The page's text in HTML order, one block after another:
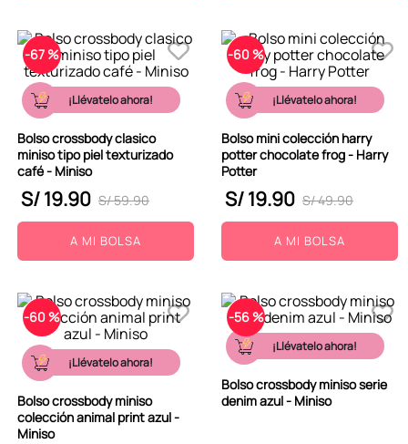
-67 %
¡Llévatelo ahora!
Bolso crossbody clasico
miniso tipo piel texturizado
café - Miniso
S/59.90
S/19.90
A MI BOLSA
-60 %
¡Llévatelo ahora!
Bolso mini colección harry
potter chocolate frog - Harry
Potter
S/49.90
S/19.90
A MI BOLSA
-60 %
¡Llévatelo ahora!
Bolso crossbody miniso
colección animal print azul -
Miniso
-56 %
¡Llévatelo ahora!
Bolso crossbody miniso serie
denim azul - Miniso